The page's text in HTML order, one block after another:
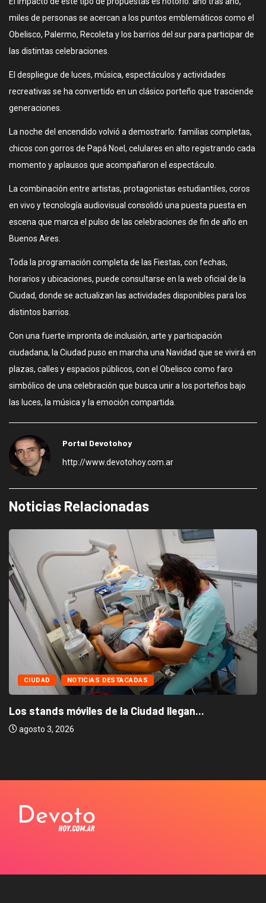
miles de personas se acercan a los puntos emblemáticos como el
Obelisco, Palermo, Recoleta y los barrios del sur para participar de
las distintas celebraciones.
El despliegue de luces, música, espectáculos y actividades
recreativas se ha convertido en un clásico porteño que trasciende
generaciones.
La noche del encendido volvió a demostrarlo: familias completas,
chicos con gorros de Papá Noel, celulares en alto registrando cada
momento y aplausos que acompañaron el espectáculo.
La combinación entre artistas, protagonistas estudiantiles, coros
en vivo y tecnología audiovisual consolidó una puesta puesta en
escena que marca el pulso de las celebraciones de fin de año en
Buenos Aires.
Toda la programación completa de las Fiestas, con fechas,
horarios y ubicaciones, puede consultarse en la web oficial de la
Ciudad, donde se actualizan las actividades disponibles para los
distintos barrios.
Con una fuerte impronta de inclusión, arte y participación
ciudadana, la Ciudad puso en marcha una Navidad que se vivirá en
plazas, calles y espacios públicos, con el Obelisco como faro
simbólico de una celebración que busca unir a los porteños bajo
las luces, la música y la emoción compartida.
Portal Devotohoy
http://www.devotohoy.com.ar
Noticias Relacionadas
CIUDAD NOTICIAS DESTACADAS
Los stands móviles de la Ciudad llegan...
agosto 3, 2026